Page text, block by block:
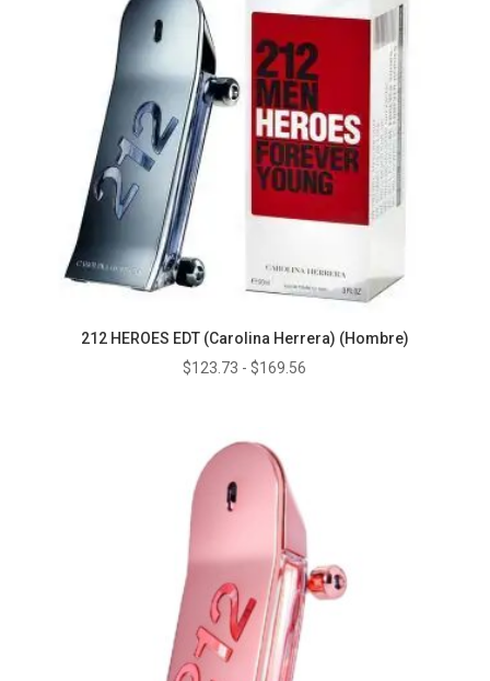
212 HEROES EDT (Carolina Herrera) (Hombre)
$123.73 - $169.56